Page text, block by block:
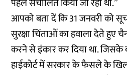
पहले संचालित किया जा रहा था.”
आपको बता दें कि 31 जनवरी को
सुरक्षा चिंताओं का हवाला देते हुए
करने से इंकार कर दिया था. जिसके
हाईकोर्ट में सरकार के फैसले के